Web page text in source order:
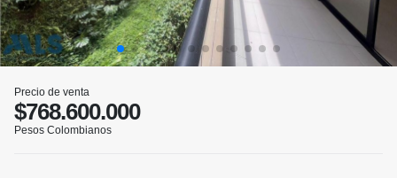
Precio de venta
$768.600.000
Pesos Colombianos